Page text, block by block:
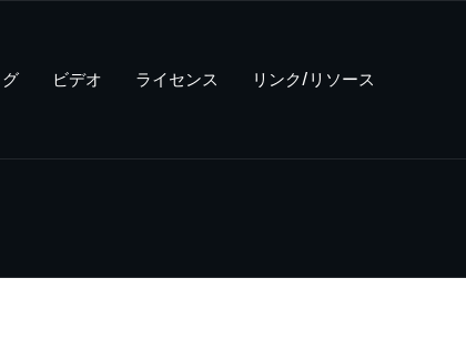
ビデオ ライセンス リンク/リソース